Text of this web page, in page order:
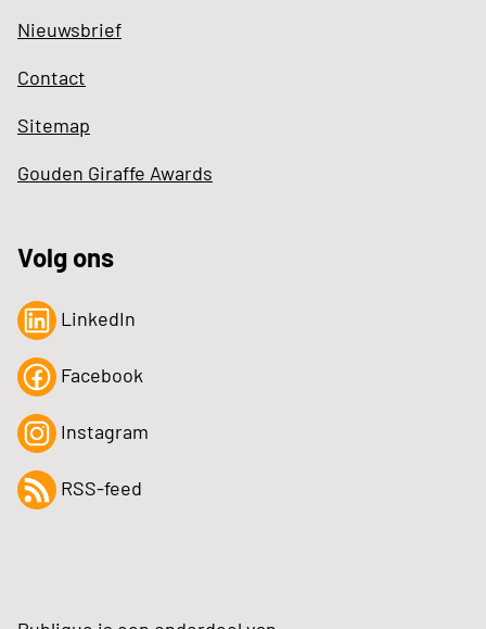
Nieuwsbrief
Contact
Sitemap
Gouden Giraffe Awards
Volg ons
LinkedIn
Facebook
Instagram
RSS-feed